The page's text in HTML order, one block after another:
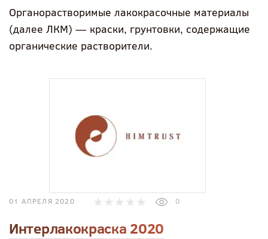
Органорастворимые лакокрасочные материалы
(далее ЛКМ) — краски, грунтовки, содержащие
органические растворители.
01 АПРЕЛЯ 2020 0
Интерлакокраска 2020